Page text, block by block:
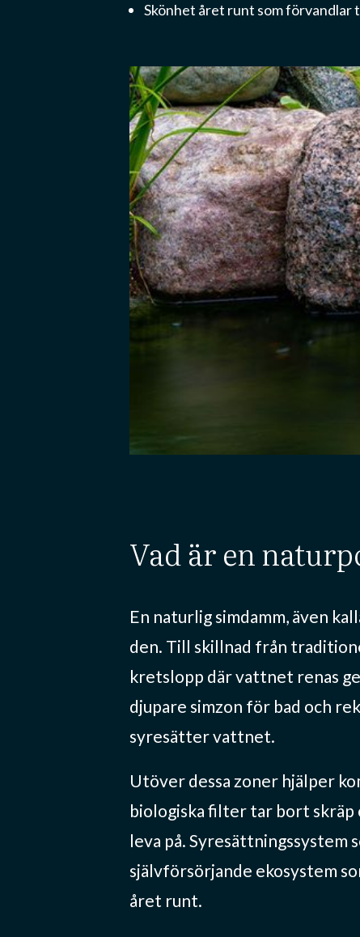
Skönhet året runt som förvandlar
vad är en
En naturlig simdamm, även
den. Till skillnad från
kretslopp där vattnet renas
djupare simzon för bad och
syresätter vattnet.
Utöver dessa zoner hjälper
biologiska filter tar bort
leva på.
självförsörjande ekosystem
året runt.